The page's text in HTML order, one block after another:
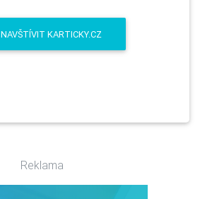
NAVŠTÍVIT KARTICKY.CZ
Reklama